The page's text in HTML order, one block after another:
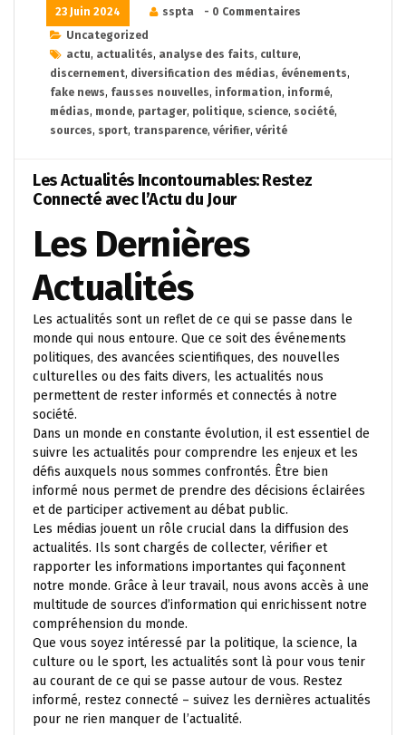
23 Juin 2024 sspta
- 0 Commentaires
Uncategorized
actu, actualités, analyse des faits, culture,
discernement, diversification des médias, événements,
fake news, fausses nouvelles, information, informé,
médias, monde, partager, politique, science, société,
sources, sport, transparence, vérifier, vérité
Les Actualités Incontournables: Restez
Connecté avec l’Actu du Jour
Les Dernières
Actualités
Les actualités sont un reflet de ce qui se passe dans le
monde qui nous entoure. Que ce soit des événements
politiques, des avancées scientifiques, des nouvelles
culturelles ou des faits divers, les actualités nous
permettent de rester informés et connectés à notre
société.
Dans un monde en constante évolution, il est essentiel de
suivre les actualités pour comprendre les enjeux et les
défis auxquels nous sommes confrontés. Être bien
informé nous permet de prendre des décisions éclairées
et de participer activement au débat public.
Les médias jouent un rôle crucial dans la diffusion des
actualités. Ils sont chargés de collecter, vérifier et
rapporter les informations importantes qui façonnent
notre monde. Grâce à leur travail, nous avons accès à une
multitude de sources d’information qui enrichissent notre
compréhension du monde.
Que vous soyez intéressé par la politique, la science, la
culture ou le sport, les actualités sont là pour vous tenir
au courant de ce qui se passe autour de vous. Restez
informé, restez connecté – suivez les dernières actualités
pour ne rien manquer de l’actualité.